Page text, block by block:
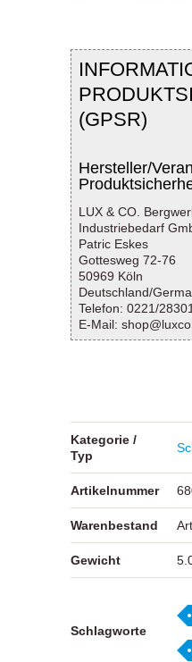
(GPSR)
Hersteller/
LUX & CO.
Industriebedarf
Patric Eskes
Gottesweg 72-76
50969 Köln
Deutschland/
Telefon: 0221/
E-Mail:
Kategorie /
Typ
Artikelnummer
Warenbestand
Gewicht
Schlagworte